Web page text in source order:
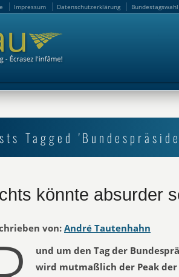
Impressum Datenschutzerklärung Bundestagswahl
Tagged
könnte absurder
von:André Tautenhahn
und um den Tag der
wird mutmaßlich der Peak der
Impressum Datenschutzerklärung Bundestagswahl